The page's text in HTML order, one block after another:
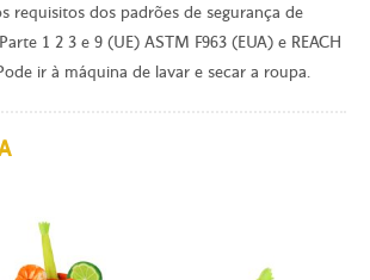
requisitos dos padrões de segurança de
1 2 3 e 9 (UE) ASTM F963 (EUA) e REACH
ir à máquina de lavar e secar a roupa.